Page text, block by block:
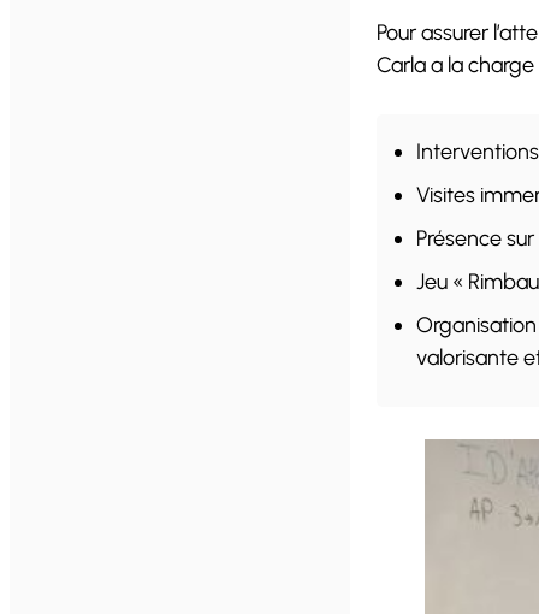
Pour assurer
Carla a la
Visites
Présence
Jeu «
valorisante